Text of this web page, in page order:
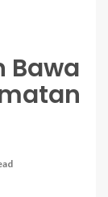
Bawa